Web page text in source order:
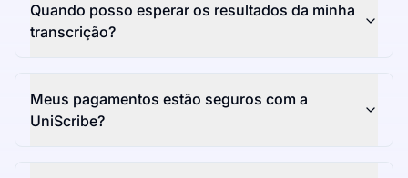
Quando posso esperar os resultados da minha
transcrição?
Meus pagamentos estão seguros com a
UniScribe?